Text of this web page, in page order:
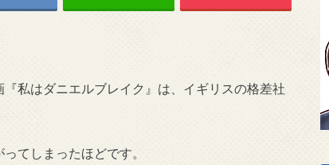
私はダニエルブレイク』は、イギリスの格差社
てしまったほどです。